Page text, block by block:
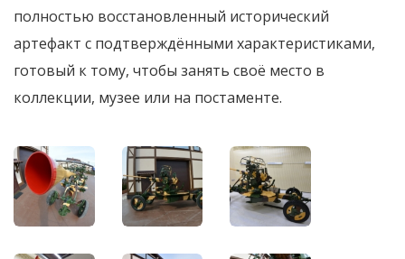
полностью восстановленный исторический
артефакт с подтверждёнными характеристиками,
готовый к тому, чтобы занять своё место в
коллекции, музее или на постаменте.